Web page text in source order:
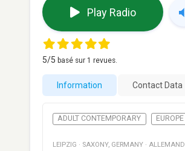
Play Radio
5/5 basé sur 1 revues.
Information Contact Data
ADULT CONTEMPORARY EUROPE
LEIPZIG · SAXONY, GERMANY · ALLEMAND